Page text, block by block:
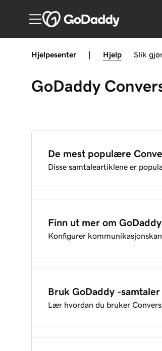
Hjelpesenter Hjelp Slik
GoDaddy
De mest populære
Disse samtaleartiklene er
Arkiv og gjenopprett en
Koble GoDaddy
Finn ut mer om
Konfigurer
Konfigurer GoDaddy
Bruk GoDaddy -samtaler
Lær hvordan du bruker